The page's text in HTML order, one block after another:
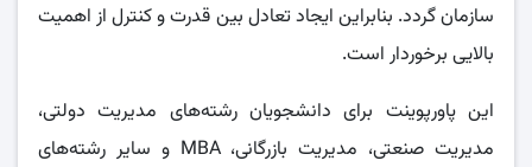
سازمان گردد. بنابراین ایجاد تعادل بین قدرت و کنترل از اهمیت
بالایی برخوردار است.
این پاورپوینت برای دانشجویان رشته‌های مدیریت دولتی،
مدیریت صنعتی، مدیریت بازرگانی، MBA و سایر رشته‌های